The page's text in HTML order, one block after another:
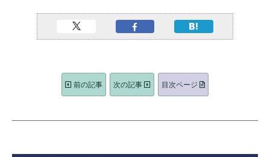
前の記事 次の記事 目次ページ